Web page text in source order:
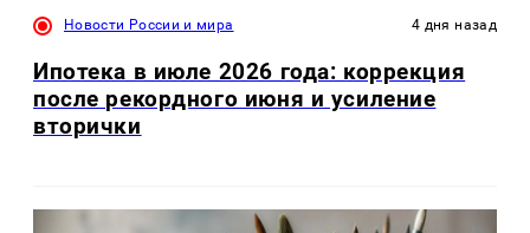
Новости России и мира 4 дня назад
Ипотека в июле 2026 года: коррекция
после рекордного июня и усиление
вторички